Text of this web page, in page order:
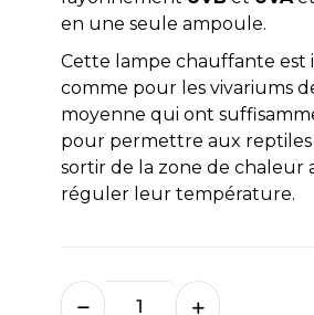
en une seule ampoule.
Cette lampe chauffante est
comme pour les vivariums
moyenne qui ont
pour permettre aux
sortir de la zone de chaleur
réguler leur température.